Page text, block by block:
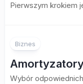
Pierwszym krokiem
Biznes
Wybór